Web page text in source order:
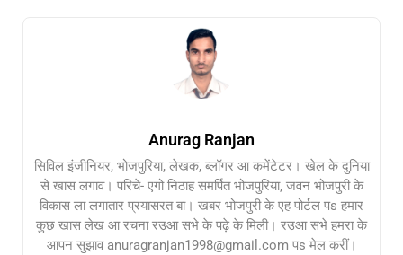
Anurag Ranjan
सिविल इंजीनियर, भोजपुरिया, लेखक, ब्लॉगर आ कमेंटेटर। खेल के दुनिया
से खास लगाव। परिचे- एगो निठाह समर्पित भोजपुरिया, जवन भोजपुरी के
विकास ला लगातार प्रयासरत बा। खबर भोजपुरी के एह पोर्टल पs हमार
कुछ खास लेख आ रचना रउआ सभे के पढ़े के मिली। रउआ सभे हमरा के
आपन सुझाव anuragranjan1998@gmail.com पs मेल करीं।